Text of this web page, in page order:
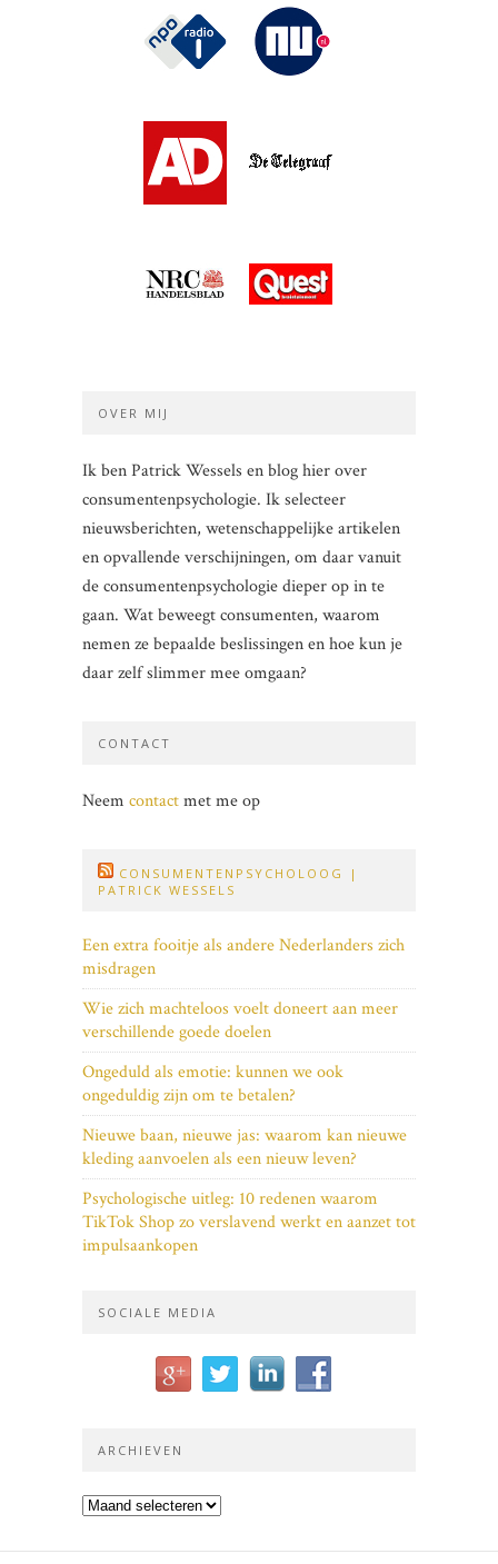
OVER MIJ
Ik ben Patrick Wessels en blog hier over
consumentenpsychologie. Ik selecteer
nieuwsberichten, wetenschappelijke artikelen
en opvallende verschijningen, om daar vanuit
de consumentenpsychologie dieper op in te
gaan. Wat beweegt consumenten, waarom
nemen ze bepaalde beslissingen en hoe kun je
daar zelf slimmer mee omgaan?
CONTACT
Neem contactmet me op
CONSUMENTENPSYCHOLOOG |
PATRICK WESSELS
Een extra fooitje als andere Nederlanders zich
misdragen
Wie zich machteloos voelt doneert aan meer
verschillende goede doelen
Ongeduld als emotie: kunnen we ook
ongeduldig zijn om te betalen?
Nieuwe baan, nieuwe jas: waarom kan nieuwe
kleding aanvoelen als een nieuw leven?
Psychologische uitleg: 10 redenen waarom
TikTok Shop zo verslavend werkt en aanzet tot
impulsaankopen
SOCIALE MEDIA
ARCHIEVEN
Archieven